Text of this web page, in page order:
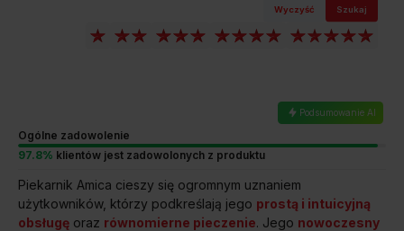
Wyczyść Szukaj
Podsumowanie AI
Ogólne zadowolenie
97.8% klientów jest zadowolonych z produktu
Piekarnik Amica cieszy się ogromnym uznaniem
użytkowników, którzy podkreślają jego prostą i intuicyjną
obsługę oraz równomierne pieczenie. Jego nowoczesny